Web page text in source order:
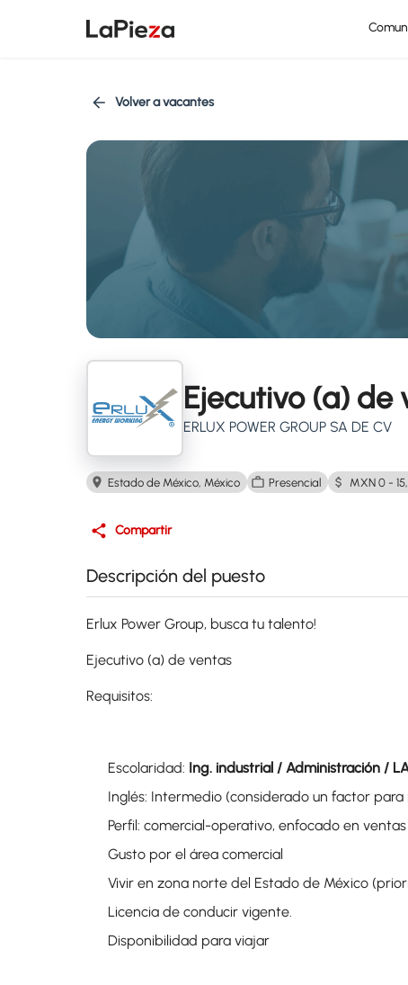
Volver a vacantes
Ejecutivo (a) de
ERLUX POWER GROUP SA DE CV
Estado de México, México Presencial MXN 0 -
Compartir
Descripción del puesto
Erlux Power Group, busca tu talento!
Ejecutivo (a) de ventas
Requisitos:
Escolaridad: Ing. industrial / Administración /
Inglés: Intermedio (considerado un factor para
Perfil: comercial-operativo, enfocado en
Gusto por el área comercial
Vivir en zona norte del Estado de México
Licencia de conducir vigente.
Disponibilidad para viajar